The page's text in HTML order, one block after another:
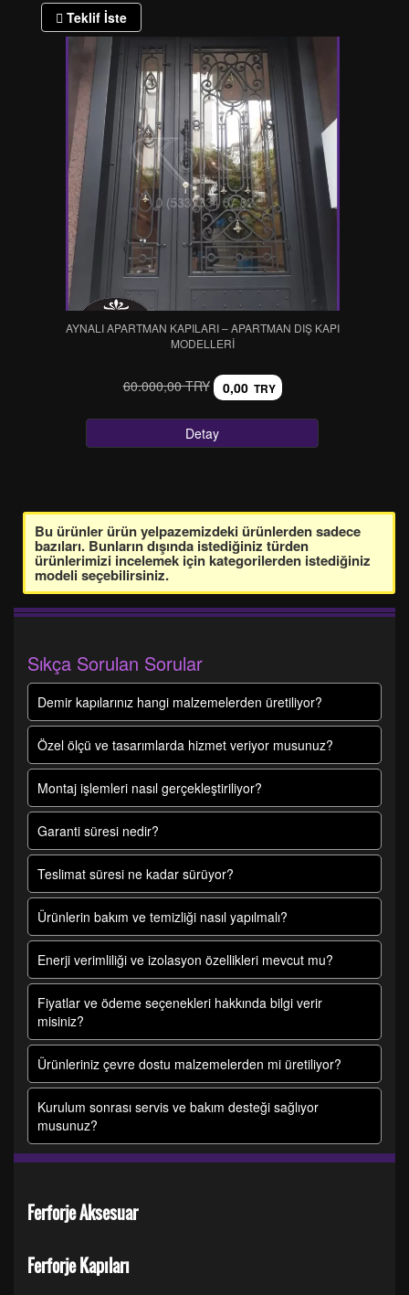
Teklif İste
AYNALI APARTMAN KAPILARI – APARTMAN DIŞ KAPI
MODELLERİ
60.000,00 TRY 0,00 TRY
Detay
Bu ürünler ürün yelpazemizdeki ürünlerden sadece
bazıları. Bunların dışında istediğiniz türden
ürünlerimizi incelemek için kategorilerden istediğiniz
modeli seçebilirsiniz.
Sıkça Sorulan Sorular
Demir kapılarınız hangi malzemelerden üretiliyor?
Özel ölçü ve tasarımlarda hizmet veriyor musunuz?
Montaj işlemleri nasıl gerçekleştiriliyor?
Garanti süresi nedir?
Teslimat süresi ne kadar sürüyor?
Ürünlerin bakım ve temizliği nasıl yapılmalı?
Enerji verimliliği ve izolasyon özellikleri mevcut mu?
Fiyatlar ve ödeme seçenekleri hakkında bilgi verir
misiniz?
Ürünleriniz çevre dostu malzemelerden mi üretiliyor?
Kurulum sonrası servis ve bakım desteği sağlıyor
musunuz?
Ferforje Aksesuar
Ferforje Kapıları